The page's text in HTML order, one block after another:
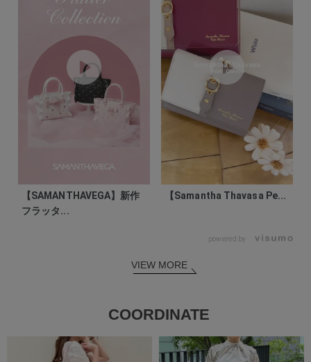
【SAMANTHAVEGA】新作
フラッタ...
【Samantha Thavasa Pe...
powered by
VIEW MORE
COORDINATE